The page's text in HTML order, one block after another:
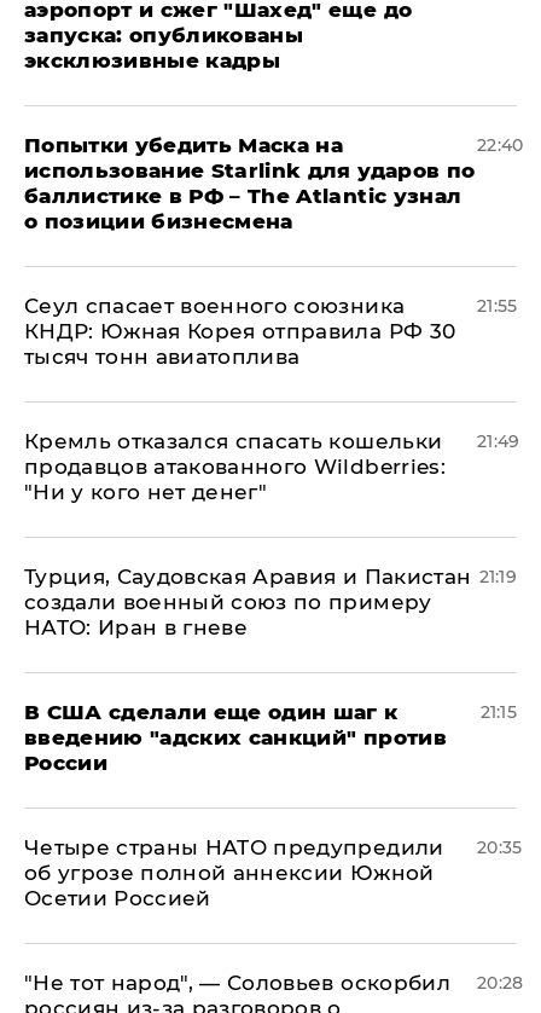
аэропорт и сжег "Шахед" еще до
запуска: опубликованы
эксклюзивные кадры
Попытки убедить Маска на
использование Starlink для ударов по
баллистике в РФ – The Atlantic узнал
о позиции бизнесмена
22:40
​Сеул спасает военного союзника
КНДР: Южная Корея отправила РФ 30
тысяч тонн авиатоплива
21:55
Кремль отказался спасать кошельки
продавцов атакованного Wildberries:
"Ни у кого нет денег"
21:49
Турция, Саудовская Аравия и Пакистан
создали военный союз по примеру
НАТО: Иран в гневе
21:19
В США сделали еще один шаг к
введению "адских санкций" против
России
21:15
Четыре страны НАТО предупредили
об угрозе полной аннексии Южной
Осетии Россией
20:35
​"Не тот народ", — Соловьев оскорбил
россиян из-за разговоров о
20:28